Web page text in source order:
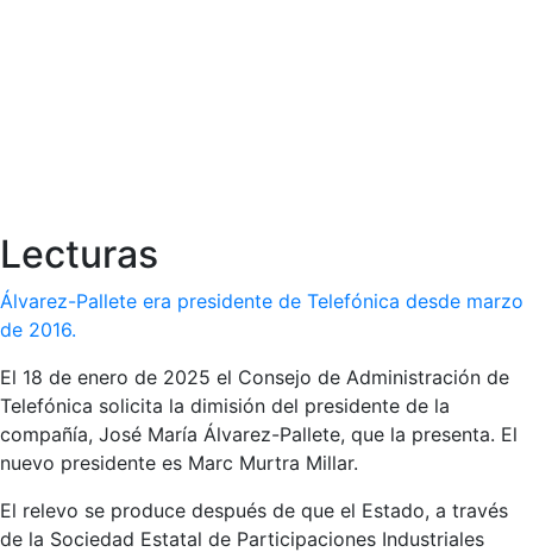
Lecturas
Álvarez-Pallete era presidente de Telefónica desde marzo
de 2016.
El 18 de enero de 2025 el Consejo de Administración de
Telefónica solicita la dimisión del presidente de la
compañía, José María Álvarez-Pallete, que la presenta. El
nuevo presidente es Marc Murtra Millar.
El relevo se produce después de que el Estado, a través
de la Sociedad Estatal de Participaciones Industriales